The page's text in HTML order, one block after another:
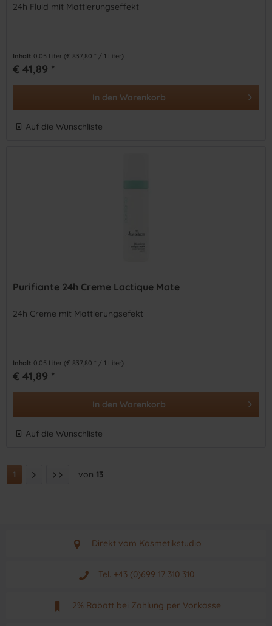
24h Fluid mit Mattierungseffekt
Inhalt 0.05 Liter (€ 837,80 * / 1 Liter)
€ 41,89 *
In den Warenkorb
Auf die Wunschliste
Purifiante 24h Creme Lactique Mate
24h Creme mit Mattierungsefekt
Inhalt 0.05 Liter (€ 837,80 * / 1 Liter)
€ 41,89 *
In den Warenkorb
Auf die Wunschliste
1 von 13
Direkt vom Kosmetikstudio
Aus Graz - Österreich
Tel. +43 (0)699 17 310 310
Mo - Fr. von 9 - 17 Uhr
2% Rabatt bei Zahlung per Vorkasse